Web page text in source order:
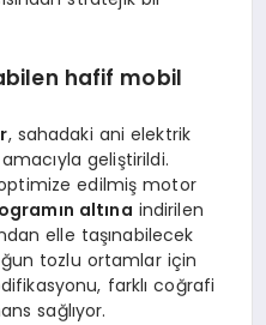
hafif mobil
, sahadaki ani elektrik
geliştirildi.
edilmiş motor
altına indirilen
elle taşınabilecek
tozlu ortamlar için
farklı coğrafi
sağlıyor.